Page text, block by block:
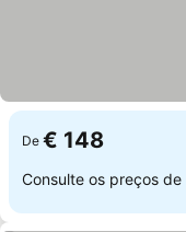
De € 148
Consulte os preços de